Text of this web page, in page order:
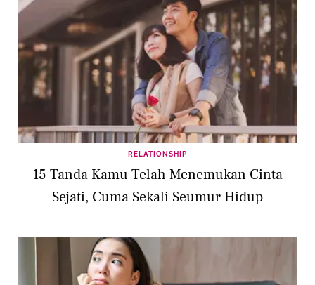
RELATIONSHIP
15 Tanda Kamu Telah Menemukan Cinta
Sejati, Cuma Sekali Seumur Hidup